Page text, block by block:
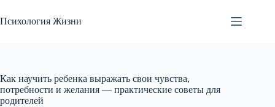
к
сути
Психология Жизни
Как научить ребенка выражать свои чувства,
потребности и желания — практические советы для
родителей